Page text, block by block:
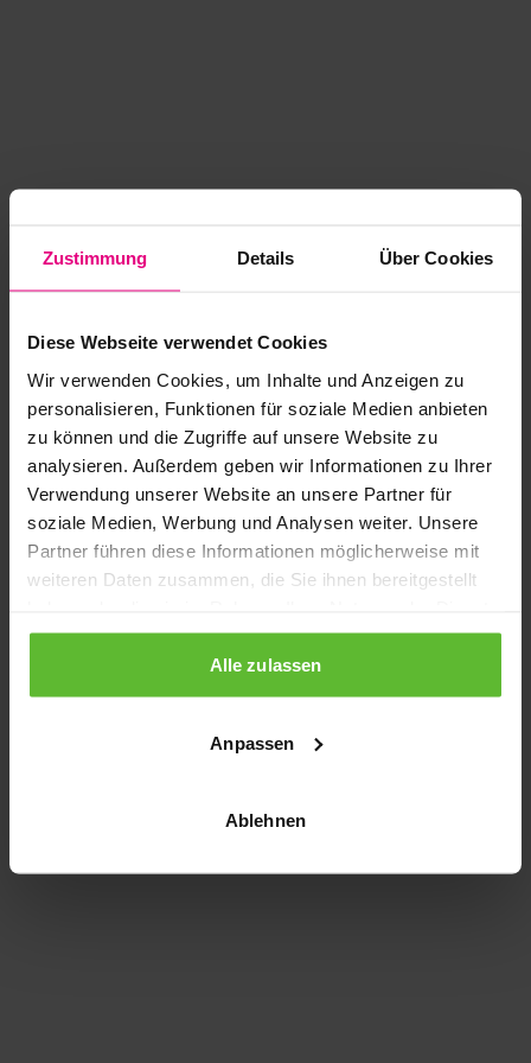
Zustimmung Details Über Cookies
Diese Webseite verwendet Cookies
Wir verwenden Cookies, um Inhalte und Anzeigen zu
personalisieren, Funktionen für soziale Medien anbieten
zu können und die Zugriffe auf unsere Website zu
analysieren. Außerdem geben wir Informationen zu Ihrer
Verwendung unserer Website an unsere Partner für
soziale Medien, Werbung und Analysen weiter. Unsere
Partner führen diese Informationen möglicherweise mit
weiteren Daten zusammen, die Sie ihnen bereitgestellt
gesammelt haben.
Alle zulassen
Anpassen
Ablehnen
Application error: a client-side exception has occurred
loading www.kurzwego.de (see the browser console for more
information).